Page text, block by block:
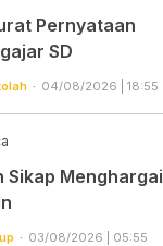
Pernyataan
SD
04/08/2026 | 18:55
Sikap Menghargai
03/08/2026 | 05:55